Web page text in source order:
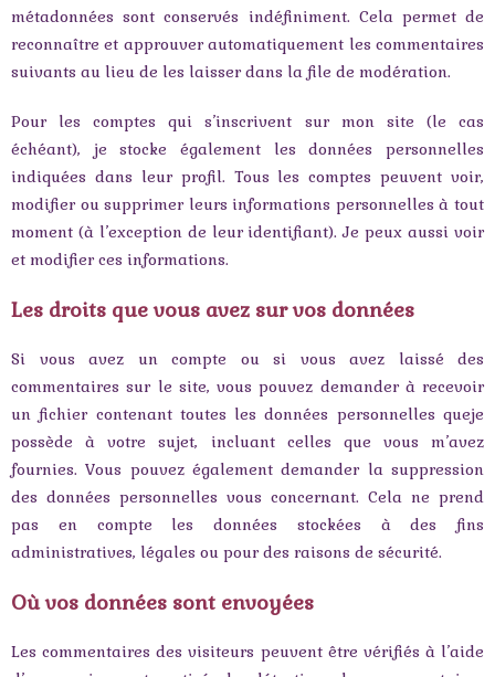
métadonnées sont conservés indéfiniment. Cela permet de
reconnaître et approuver automatiquement les commentaires
suivants au lieu de les laisser dans la file de modération.
Pour les comptes qui s’inscrivent sur mon site (le cas
échéant), je stocke également les données personnelles
indiquées dans leur profil. Tous les comptes peuvent voir,
modifier ou supprimer leurs informations personnelles à tout
moment (à l’exception de leur identifiant). Je peux aussi voir
et modifier ces informations.
Les droits que vous avez sur vos données
Si vous avez un compte ou si vous avez laissé des
commentaires sur le site, vous pouvez demander à recevoir
un fichier contenant toutes les données personnelles queje
possède à votre sujet, incluant celles que vous m’avez
fournies. Vous pouvez également demander la suppression
des données personnelles vous concernant. Cela ne prend
pas en compte les données stockées à des fins
administratives, légales ou pour des raisons de sécurité.
Où vos données sont envoyées
Les commentaires des visiteurs peuvent être vérifiés à l’aide